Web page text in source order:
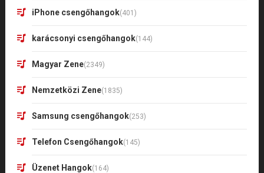
iPhone csengőhangok(401)
karácsonyi csengőhangok(144)
Magyar Zene(2349)
Nemzetközi Zene(1835)
Samsung csengőhangok(253)
Telefon Csengőhangok(145)
Üzenet Hangok(164)